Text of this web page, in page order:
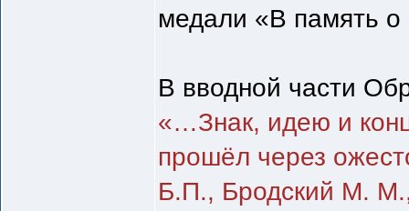
медали «В память о
В вводной части
«…Знак, идею и
прошёл через
Б.П., Бродский М.